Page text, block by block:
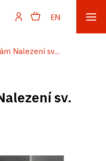
EN
Nalezení sv....
sv.